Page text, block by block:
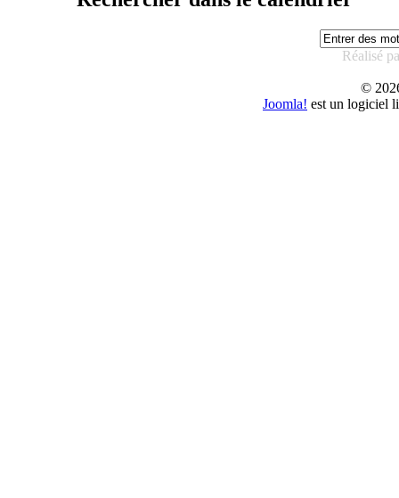
Réalisé
©
Joomla! est un logiciel